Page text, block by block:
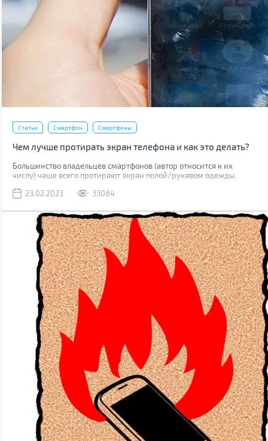
Статьи Смартфон Смартфоны
Чем лучше протирать экран телефона и как это делать?
Большинство владельцев смартфонов (автор относится к их
числу) чаще всего протирают экран полой/рукавом одежды.
приведет, но если вы внимательно присмотритесь к дисплею,
появления – неправильная чистка.
23.02.2023 33084